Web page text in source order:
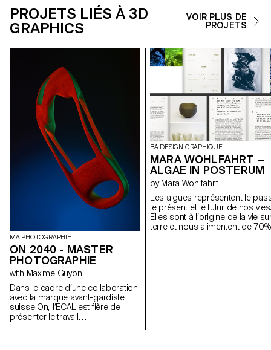
PROJETS LIÉS À 3D
GRAPHICS
VOIR PLUS DE
PROJETS
MA PHOTOGRAPHIE
ON 2040 - MASTER
PHOTOGRAPHIE
with Maxime Guyon
Dans le cadre d’une collaboration
avec la marque avant-gardiste
suisse On, l’ECAL est fière de
présenter le travail
BA DESIGN GRAPHIQUE
MARA WOHLFAHRT –
ALGAE IN POSTERUM
by Mara Wohlfahrt
Les algues représentent le
le présent et le futur de nos
Elles sont à l’origine de la vie
terre et nous alimentent de 70%